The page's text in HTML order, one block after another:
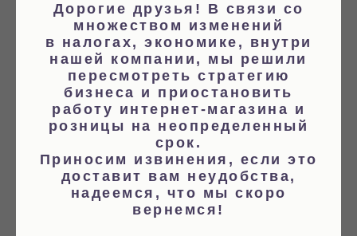
Я даю свое согласие на обработку персональных данных и
ознакомлен с публичной офертой
Политика конфиденциальности
Я даю свое согласие на получение рекламных и информационных
сообщений по указанным контактным данным.
Дорогие друзья! В связи со
множеством изменений
в налогах, экономике, внутри
нашей компании, мы решили
пересмотреть стратегию
бизнеса и приостановить
работу интернет-магазина и
розницы на неопределенный
срок.
Приносим извинения, если это
доставит вам неудобства,
надеемся, что мы скоро
вернемся!